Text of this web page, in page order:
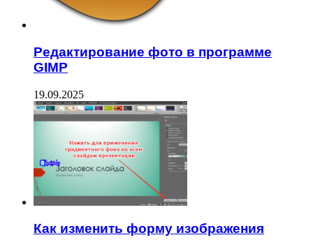
Редактирование фото в программе
GIMP
19.09.2025
Как изменить форму изображения